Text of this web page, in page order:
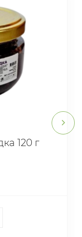
120 г